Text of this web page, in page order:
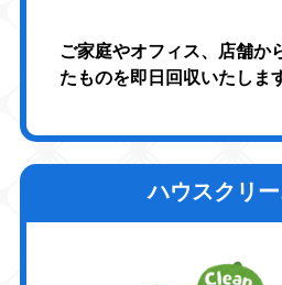
ご家庭やオフィス、店舗か
たものを即日回収いたしま
ハウスクリ